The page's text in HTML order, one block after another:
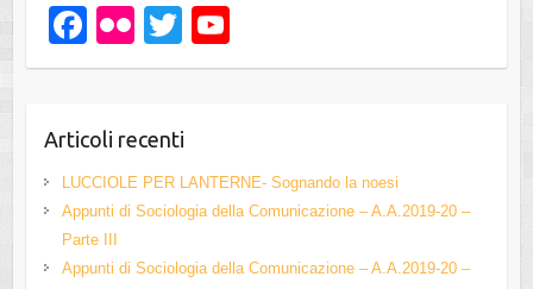
F
a
e
b
o
o
Fl
ic
T
wi
er
o
u
b
e
Articoli recenti
LUCCIOLE PER LANTERNE- Sognando la noesi
Appunti di Sociologia della Comunicazione – A.A.2019-20 –
Parte III
Appunti di Sociologia della Comunicazione – A.A.2019-20 –